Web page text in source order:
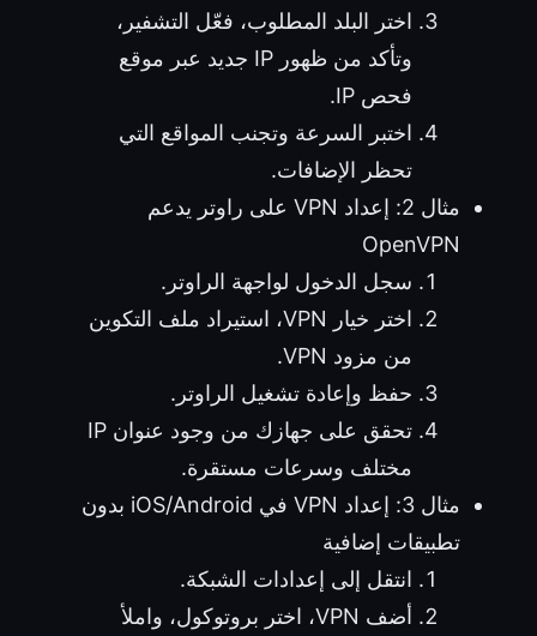
اختر البلد المطلوب، فعّل التشفير،
وتأكد من ظهور IP جديد عبر موقع
فحص IP.
اختبر السرعة وتجنب المواقع التي
تحظر الإضافات.
مثال 2: إعداد VPN على راوتر يدعم
OpenVPN
سجل الدخول لواجهة الراوتر.
اختر خيار VPN، استيراد ملف التكوين
من مزود VPN.
حفظ وإعادة تشغيل الراوتر.
تحقق على جهازك من وجود عنوان IP
مختلف وسرعات مستقرة.
مثال 3: إعداد VPN في iOS/Android بدون
تطبيقات إضافية
انتقل إلى إعدادات الشبكة.
أضف VPN، اختر بروتوكول، واملأ